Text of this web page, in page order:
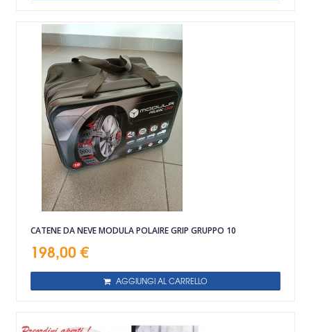
CATENE DA NEVE MODULA POLAIRE GRIP GRUPPO 10
198,00 €
AGGIUNGI AL CARRELLO